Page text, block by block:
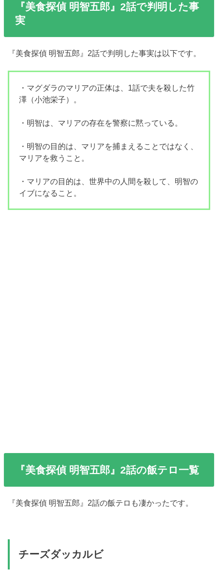
『美食探偵 明智五郎』2話で判明した事
実
『美食探偵 明智五郎』2話で判明した事実は以下です。
・マグダラのマリアの正体は、1話で夫を殺した竹
澤（小池栄子）。
・明智は、マリアの存在を警察に黙っている。
・明智の目的は、マリアを捕まえることではなく、
マリアを救うこと。
・マリアの目的は、世界中の人間を殺して、明智の
イブになること。
『美食探偵 明智五郎』2話の飯テロ一覧
『美食探偵 明智五郎』2話の飯テロも凄かったです。
チーズダッカルビ